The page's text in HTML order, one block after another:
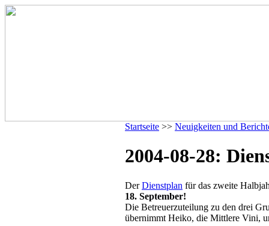
Startseite >> Neuigkeiten und
2004-08-28:
DerDienstplan für das zweite
18. September!
Die Betreuerzuteilung zu den drei
übernimmt Heiko, die Mittlere Vini,